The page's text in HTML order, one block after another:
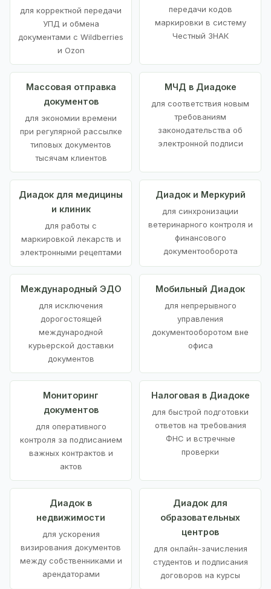
для корректной передачи
УПД и обмена
документами с Wildberries
и Ozon
передачи кодов
маркировки в систему
Честный ЗНАК
Массовая отправка
документов
для экономии времени
при регулярной рассылке
типовых документов
тысячам клиентов
МЧД в Диадоке
для соответствия новым
требованиям
законодательства об
электронной подписи
Диадок для медицины
и клиник
для работы с
маркировкой лекарств и
электронными рецептами
Диадок и Меркурий
для синхронизации
ветеринарного контроля и
финансового
документооборота
Международный ЭДО
для исключения
дорогостоящей
международной
курьерской доставки
документов
Мобильный Диадок
для непрерывного
управления
документооборотом вне
офиса
Мониторинг
документов
для оперативного
контроля за подписанием
важных контрактов и
актов
Налоговая в Диадоке
для быстрой подготовки
ответов на требования
ФНС и встречные
проверки
Диадок в
недвижимости
для ускорения
визирования документов
между собственниками и
арендаторами
Диадок для
образовательных
центров
для онлайн-зачисления
студентов и подписания
договоров на курсы